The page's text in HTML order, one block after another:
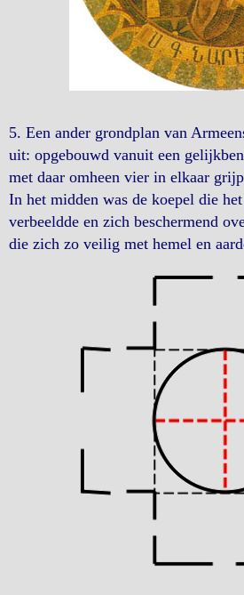
5. Een ander grondplan van
uit: opgebouwd vanuit een
met daar omheen vier in elkaar
In het midden was de koepel die
verbeeldde en zich beschermend
die zich zo veilig met hemel en